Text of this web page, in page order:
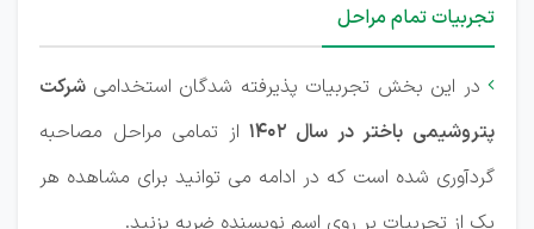
تجربیات تمام مراحل
 در این بخش تجربیات پذیرفته شدگان استخدامی شرکت
پتروشیمی باختر در سال 1402
از تمامی مراحل مصاحبه
گردآوری شده است که در ادامه می توانید برای مشاهده هر
یک از تجربیات بر روی اسم نویسنده ضربه بزنید.